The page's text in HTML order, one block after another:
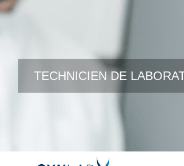
Skip to content
TECHNICIEN DE